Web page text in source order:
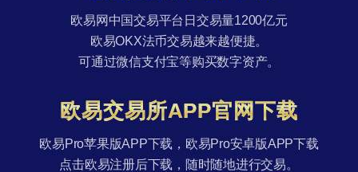
欧易网中国交易平台日交易量1200亿元
欧易OKX法币交易越来越便捷。
可通过微信支付宝等购买数字资产。
欧易交易所APP官网下载
欧易Pro苹果版APP下载，欧易Pro安卓版APP下载
点击欧易注册后下载，随时随地进行交易。